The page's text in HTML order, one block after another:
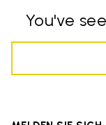
You've